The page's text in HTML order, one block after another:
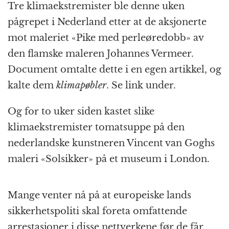
Tre klimaekstremister ble denne uken
pågrepet i Nederland etter at de aksjonerte
mot maleriet «Pike med perleøredobb» av
den flamske maleren Johannes Vermeer.
Document omtalte dette i en egen artikkel, og
kalte dem klimapøbler. Se link under.
Og for to uker siden kastet slike
klimaekstremister tomatsuppe på den
nederlandske kunstneren Vincent van Goghs
maleri «Solsikker» på et museum i London.
Mange venter nå på at europeiske lands
sikkerhetspoliti skal foreta omfattende